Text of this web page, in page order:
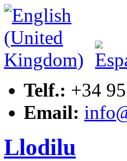
Telf.: +34
Email:
Llodilu